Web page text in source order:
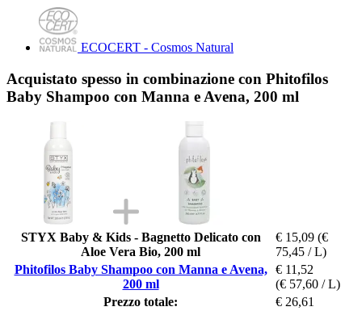
ECOCERT - Cosmos Natural
Acquistato spesso in combinazione con Phitofilos
Baby Shampoo con Manna e Avena, 200 ml
STYX Baby & Kids - Bagnetto Delicato con
Aloe Vera Bio, 200 ml
€ 15,09 (€
75,45 / L)
Phitofilos Baby Shampoo con Manna e Avena,
200 ml
€ 11,52
(€ 57,60 / L)
Prezzo totale:
€ 26,61